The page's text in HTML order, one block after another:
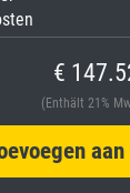
€
(Enthält 21%
aan